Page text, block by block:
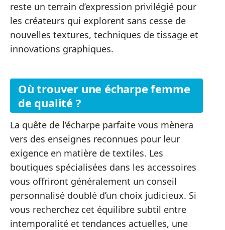
reste un terrain d’expression privilégié pour
les créateurs qui explorent sans cesse de
nouvelles textures, techniques de tissage et
innovations graphiques.
Où trouver une écharpe femme
de qualité ?
La quête de l’écharpe parfaite vous mènera
vers des enseignes reconnues pour leur
exigence en matière de textiles. Les
boutiques spécialisées dans les accessoires
vous offriront généralement un conseil
personnalisé doublé d’un choix judicieux. Si
vous recherchez cet équilibre subtil entre
intemporalité et tendances actuelles, une